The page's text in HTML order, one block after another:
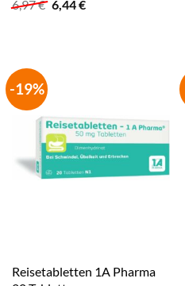
6,97€ Ursprünglicher
Preis
6,44€Aktueller
-19%
Reisetabletten 1A Pharma